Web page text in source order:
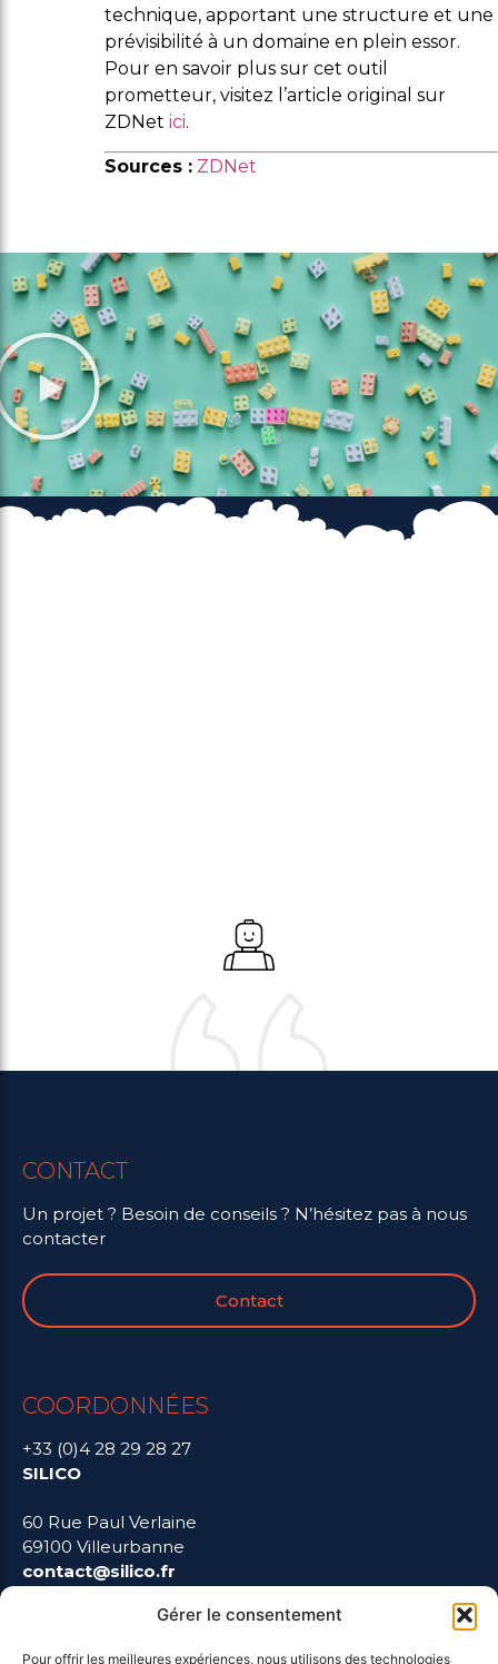
Gérer le consentement
Pour offrir les meilleures expériences, nous utilisons des technologies
technique, apportant une structure et une
prévisibilité à un domaine en plein essor.
Pour en savoir plus sur cet outil
prometteur, visitez l’article original sur
ZDNet ici.
Sources : ZDNet
CONTACT
Un projet ? Besoin de conseils ? N’hésitez pas à nous
contacter
Contact
COORDONNÉES
+33 (0)4 28 29 28 27
SILICO
60 Rue Paul Verlaine
69100 Villeurbanne
contact@silico.fr